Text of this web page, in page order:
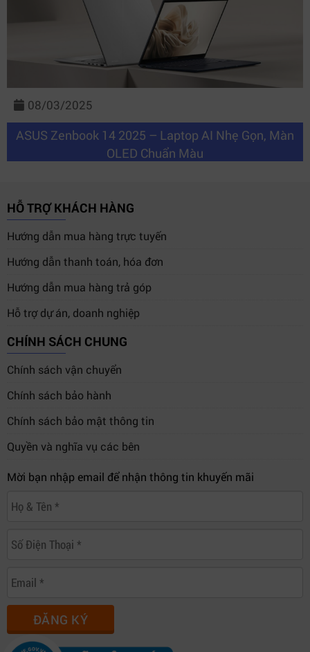
08/03/2025
ASUS Zenbook 14 2025 – Laptop AI Nhẹ Gọn, Màn
OLED Chuẩn Màu
HỖ TRỢ KHÁCH HÀNG
Hướng dẫn mua hàng trực tuyến
Hướng dẫn thanh toán, hóa đơn
Hướng dẫn mua hàng trả góp
Hỗ trợ dự án, doanh nghiệp
CHÍNH SÁCH CHUNG
Chính sách vận chuyển
Chính sách bảo hành
Chính sách bảo mật thông tin
Quyền và nghĩa vụ các bên
Mời bạn nhập email để nhận thông tin khuyến mãi
ĐĂNG KÝ